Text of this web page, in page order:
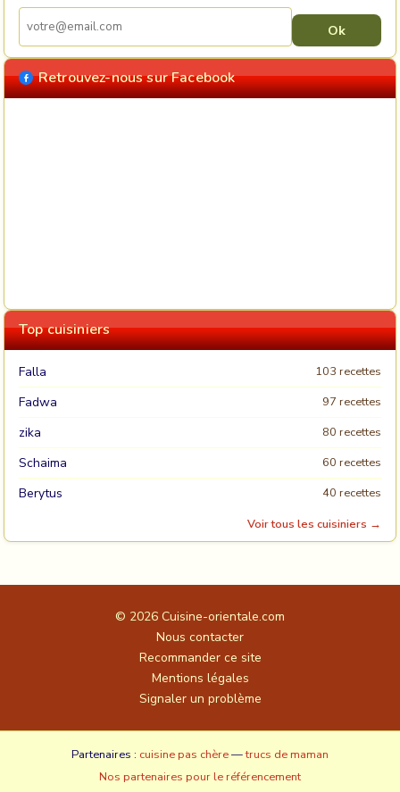
Retrouvez-nous sur Facebook
Top cuisiniers
Falla 103 recettes
Fadwa 97 recettes
zika 80 recettes
Schaima 60 recettes
Berytus
40 recettes
Voir tous les cuisiniers →
© 2026 Cuisine-orientale.com
Nous contacter
Recommander ce site
Mentions légales
Signaler un problème
Partenaires : cuisine pas chère—trucs de maman
Nos partenaires pour le référencement